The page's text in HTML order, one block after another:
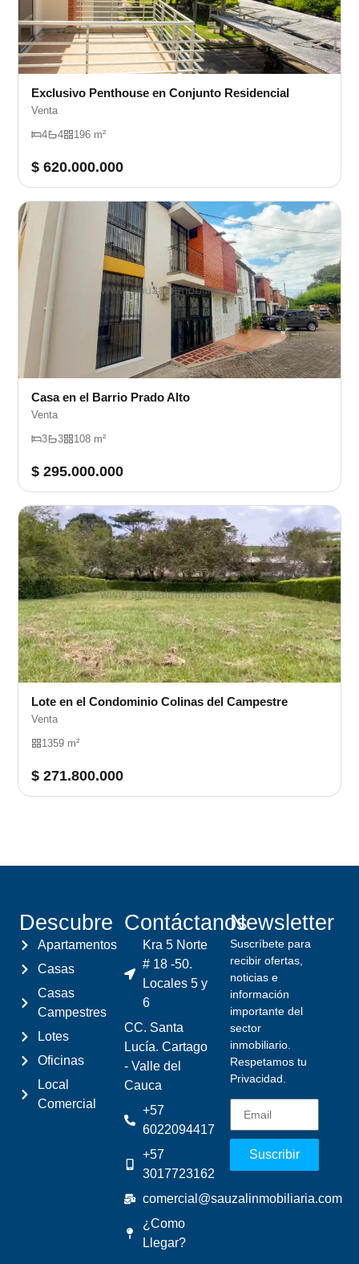
Exclusivo Penthouse en Conjunto Residencial
Venta
4 4 196 m²
$ 620.000.000
Casa en el Barrio Prado Alto
Venta
3 3 108 m²
$ 295.000.000
Lote en el Condominio Colinas del Campestre
Venta
1359 m²
$ 271.800.000
Descubre
Apartamentos
Casas
Casas
Campestres
Lotes
Oficinas
Local
Comercial
Contáctanos
Kra 5 Norte
# 18 -50.
Locales 5 y
6
CC. Santa
Lucía. Cartago
- Valle del
Cauca
+57
6022094417
+57
3017723162
comercial@sauzalinmobiliaria.com
¿Como
Llegar?
Newsletter
Suscríbete para
recibir ofertas,
noticias e
información
importante del
sector
inmobiliario.
Respetamos tu
Privacidad.
Suscribir